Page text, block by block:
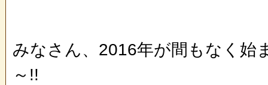
みなさん、2016年が間もなく始
～!!